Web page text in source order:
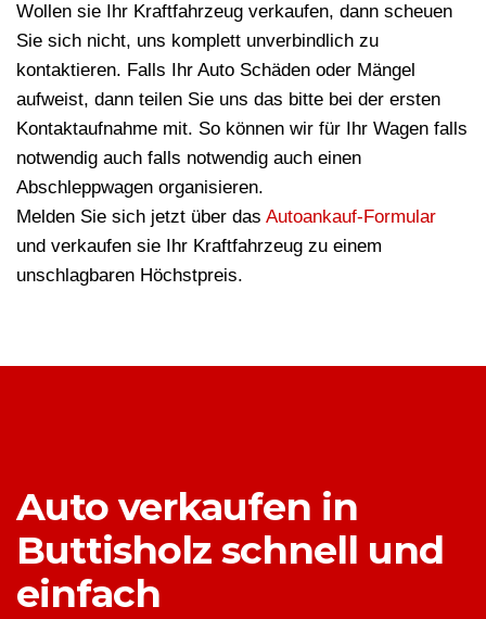
Wollen sie Ihr Kraftfahrzeug verkaufen, dann scheuen
Sie sich nicht, uns komplett unverbindlich zu
kontaktieren. Falls Ihr Auto Schäden oder Mängel
aufweist, dann teilen Sie uns das bitte bei der ersten
Kontaktaufnahme mit. So können wir für Ihr Wagen falls
notwendig auch falls notwendig auch einen
Abschleppwagen organisieren.
Melden Sie sich jetzt über das Autoankauf-Formular
und verkaufen sie Ihr Kraftfahrzeug zu einem
unschlagbaren Höchstpreis.
Auto verkaufen in
Buttisholz schnell und
einfach